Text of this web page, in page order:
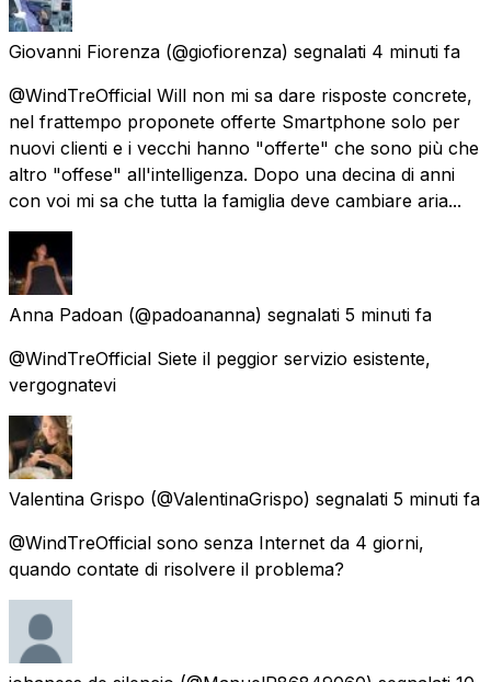
Giovanni Fiorenza (@giofiorenza) segnalati 4 minuti fa
@WindTreOfficial Will non mi sa dare risposte concrete,
nel frattempo proponete offerte Smartphone solo per
nuovi clienti e i vecchi hanno "offerte" che sono più che
altro "offese" all'intelligenza. Dopo una decina di anni
con voi mi sa che tutta la famiglia deve cambiare aria...
Anna Padoan (@padoananna) segnalati 5 minuti fa
@WindTreOfficial Siete il peggior servizio esistente,
vergognatevi
Valentina Grispo (@ValentinaGrispo) segnalati 5 minuti fa
@WindTreOfficial sono senza Internet da 4 giorni,
quando contate di risolvere il problema?